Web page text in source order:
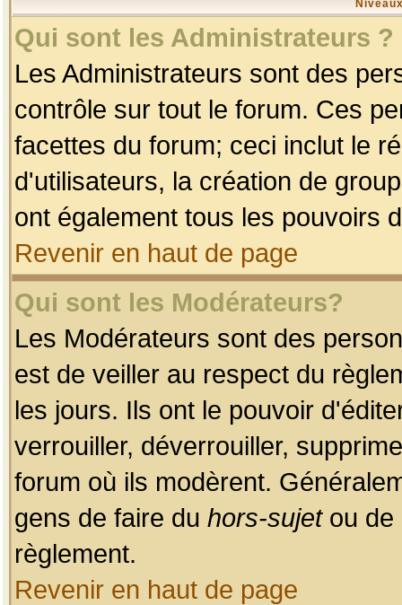
Qui sont les Administrateurs ?
Les Administrateurs sont des
contrôle sur tout le forum. Ces
facettes du forum; ceci inclut le
d'utilisateurs, la création de
ont également tous les pouvoirs
Revenir en haut de page
Qui sont les Modérateurs?
Les Modérateurs sont des
est de veiller au respect du
les jours. Ils ont le pouvoir
verrouiller, déverrouiller,
forum où ils modèrent.
gens de faire du hors-sujetou de
règlement.
Revenir en haut de page